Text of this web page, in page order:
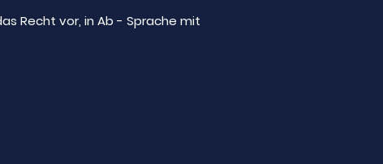
Recht vor, in Ab - Sprache mit